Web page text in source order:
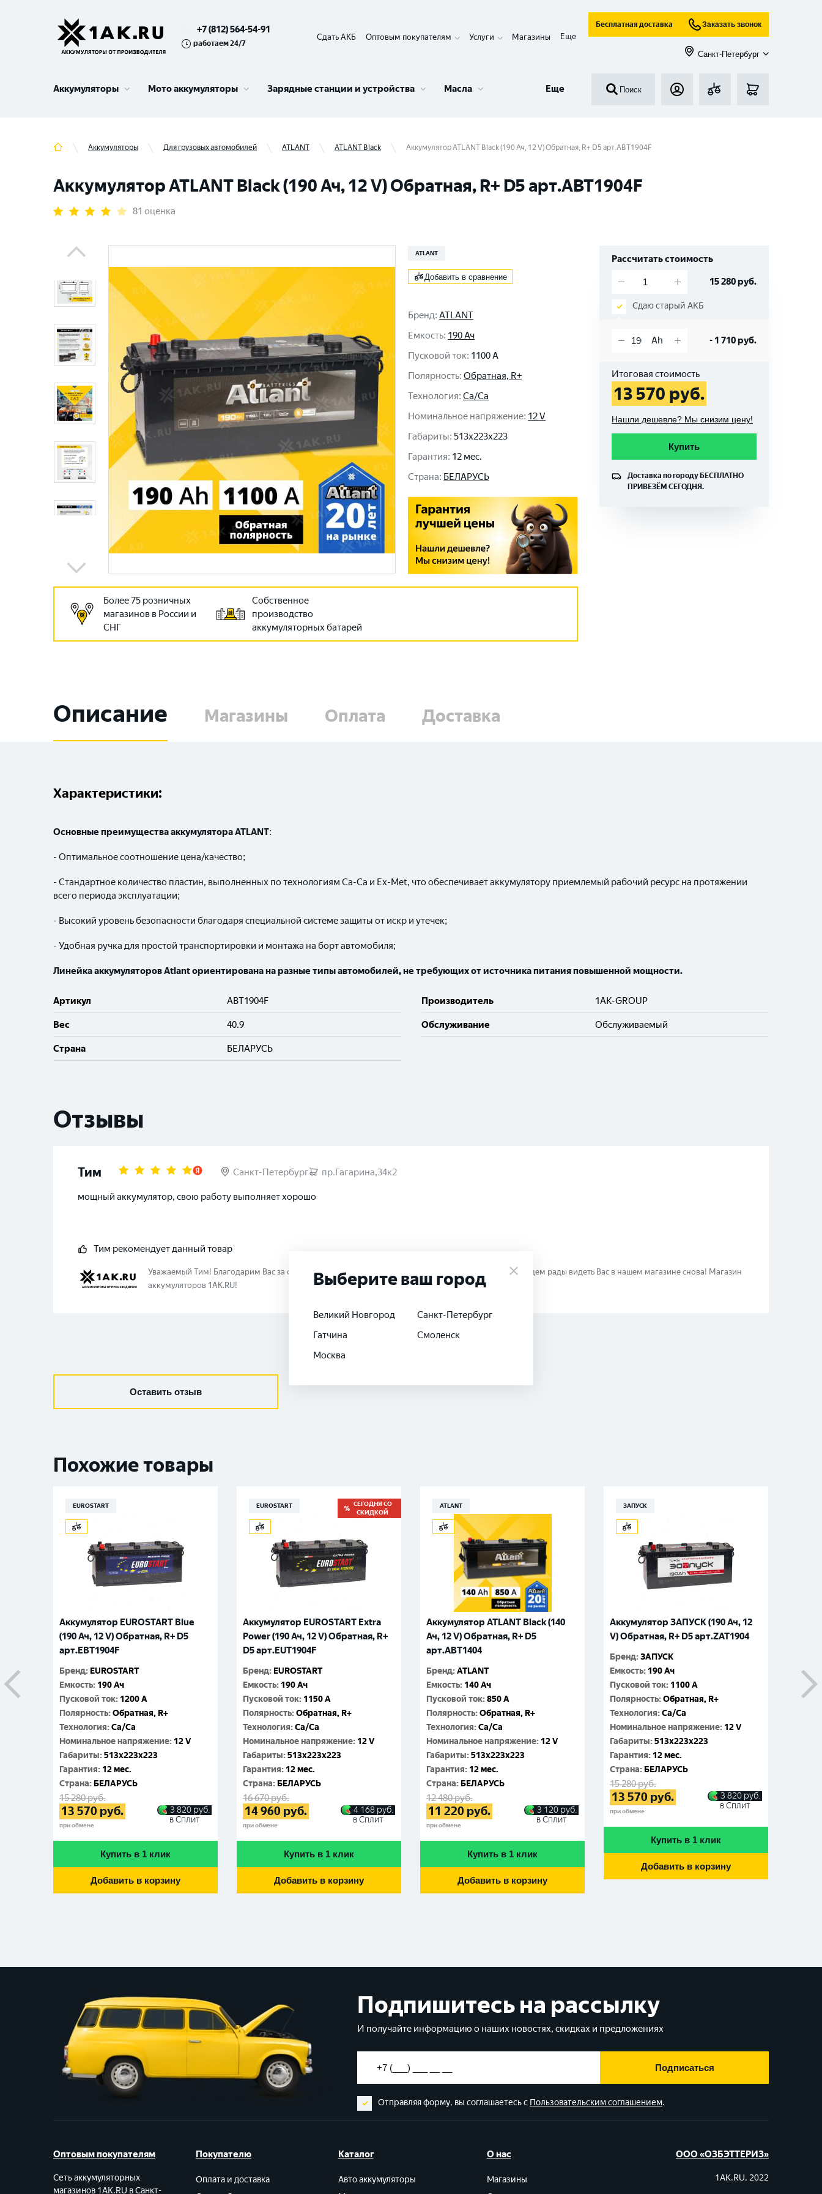
+7 (812) 564-54-91
работаем 24/7
Сдать АКБ Оптовым покупателям Услуги Магазины Еще
Бесплатная доставка Заказать звонок
Санкт-Петербург
Аккумуляторы Мото аккумуляторы Зарядные станции и устройства Масла Еще Поиск
Аккумуляторы Для грузовых автомобилей ATLANT ATLANT Black Аккумулятор ATLANT Black (190 Ач, 12 V) Обратная, R+ D5 арт.ABT1904F
Аккумулятор ATLANT Black (190 Ач, 12 V) Обратная, R+ D5 арт.ABT1904F
81 оценка
ATLANT
Добавить в сравнение
Бренд: ATLANT
Емкость: 190 Ач
Пусковой ток: 1100 A
Полярность: Обратная, R+
Технология: Ca/Ca
Номинальное напряжение: 12 V
Габариты: 513x223x223
Гарантия: 12 мес.
Cтрана: БЕЛАРУСЬ
Рассчитать стоимость
15 280руб.
Сдаю старый АКБ
- 1 710руб.
Итоговая стоимость
13 570 руб.
Нашли дешевле? Мы снизим цену!
Купить
Доставка по городу БЕСПЛАТНО
ПРИВЕЗЁМ СЕГОДНЯ.
Более 75 розничных
магазинов в России и
СНГ
Собственное
производство
аккумуляторных батарей
Описание Магазины Оплата Доставка
Характеристики:
Основные преимущества аккумулятора ATLANT:
- Оптимальное соотношение цена/качество;
- Стандартное количество пластин, выполненных по технологиям Ca-Ca и Ex-Met, что обеспечивает аккумулятору приемлемый рабочий ресурс на протяжении
всего периода эксплуатации;
- Высокий уровень безопасности благодаря специальной системе защиты от искр и утечек;
- Удобная ручка для простой транспортировки и монтажа на борт автомобиля;
Линейка аккумуляторов Atlant ориентирована на разные типы автомобилей, не требующих от источника питания повышенной мощности.
Артикул ABT1904F
Вес 40.9
Cтрана БЕЛАРУСЬ
Производитель 1AK-GROUP
Обслуживание Обслуживаемый
Отзывы
Тим Санкт-Петербург пр.Гагарина,34к2
мощный аккумулятор, свою работу выполняет хорошо
Тим рекомендует данный товар
Уважаемый Тим! Благодарим Вас за оставленный отзыв и оценку. Желаем Вам удачи на дорогах! Будем рады видеть Вас в нашем магазине снова! Магазин
аккумуляторов 1AK.RU!
Оставить отзыв
Похожие товары
EUROSTART
Аккумулятор EUROSTART Blue
(190 Ач, 12 V) Обратная, R+ D5
арт.EBT1904F
Бренд: EUROSTART
Емкость: 190 Ач
Пусковой ток: 1200 A
Полярность:Обратная, R+
Технология:Ca/Ca
Номинальное напряжение: 12 V
Габариты:513x223x223
Гарантия: 12 мес.
Cтрана: БЕЛАРУСЬ
15 280руб.
13 570 руб.
при обмене
3 820 руб.
в Сплит
Купить в 1 клик
Добавить в корзину
EUROSTART
СЕГОДНЯ СО
СКИДКОЙ
Аккумулятор EUROSTART Extra
Power (190 Ач, 12 V) Обратная, R+
D5 арт.EUT1904F
Бренд: EUROSTART
Емкость: 190 Ач
Пусковой ток: 1150 A
Полярность:Обратная, R+
Технология:Ca/Ca
Номинальное напряжение: 12 V
Габариты:513x223x223
Гарантия: 12 мес.
Cтрана: БЕЛАРУСЬ
16 670руб.
14 960 руб.
при обмене
4 168 руб.
в Сплит
Купить в 1 клик
Добавить в корзину
ATLANT
Аккумулятор ATLANT Black (140
Ач, 12 V) Обратная, R+ D5
арт.ABT1404
Бренд:ATLANT
Емкость: 140 Ач
Пусковой ток:850 A
Полярность:Обратная, R+
Технология:Ca/Ca
Номинальное напряжение: 12 V
Габариты:513x223x223
Гарантия: 12 мес.
Cтрана: БЕЛАРУСЬ
12 480руб.
11 220 руб.
при обмене
3 120 руб.
в Сплит
Купить в 1 клик
Добавить в корзину
ЗАПУСК
Аккумулятор ЗАПУСК (190 Ач, 12
V) Обратная, R+ D5 арт.ZAT1904
Бренд:ЗАПУСК
Емкость: 190 Ач
Пусковой ток: 1100 A
Полярность:Обратная, R+
Технология:Ca/Ca
Номинальное напряжение: 12 V
Габариты:513x223x223
Гарантия: 12 мес.
Cтрана: БЕЛАРУСЬ
15 280руб.
13 570 руб.
при обмене
3 820 руб.
в Сплит
Купить в 1 клик
Добавить в корзину
Бренд
Подпишитесь на рассылку
И получайте информацию о наших новостях, скидках и предложениях
Подписаться
Отправляя форму, вы соглашаетесь с Пользовательским соглашением.
Оптовым покупателям
Сеть аккумуляторных
магазинов 1AK.RU в Санкт-
Покупателю
Оплата и доставка
Каталог
Авто аккумуляторы
О нас
Магазины
ООО «ОЗБЭТТЕРИЗ»
1AK.RU, 2022
Выберите ваш город
Великий Новгород
Гатчина
Москва
Санкт-Петербург
Смоленск